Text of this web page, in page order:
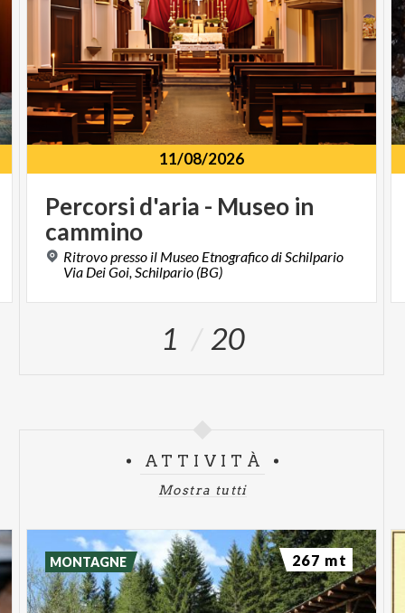
11/08/2026
Percorsi d'aria - Museo in
cammino
Ritrovo presso il Museo Etnografico di Schilpario
Via Dei Goi, Schilpario (BG)
1 20
ATTIVITÀ
Mostra tutti
MONTAGNE 267 mt